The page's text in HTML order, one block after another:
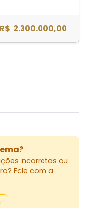
R$ 2.300.000,00
incorretas ou
Fale com a